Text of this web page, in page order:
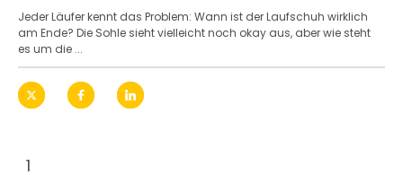
Jeder Läufer kennt das Problem: Wann ist der Laufschuh wirklich
am Ende? Die Sohle sieht vielleicht noch okay aus, aber wie steht
es um die ...
1